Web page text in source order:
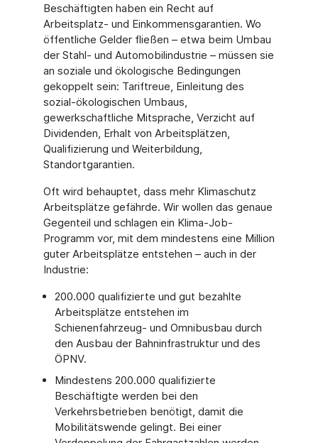
Beschäftigten haben ein Recht auf
Arbeitsplatz- und Einkommensgarantien. Wo
öffentliche Gelder fließen – etwa beim Umbau
der Stahl- und Automobilindustrie – müssen sie
an soziale und ökologische Bedingungen
gekoppelt sein: Tariftreue, Einleitung des
sozial-ökologischen Umbaus,
gewerkschaftliche Mitsprache, Verzicht auf
Dividenden, Erhalt von Arbeitsplätzen,
Qualifizierung und Weiterbildung,
Standortgarantien.
Oft wird behauptet, dass mehr Klimaschutz
Arbeitsplätze gefährde. Wir wollen das genaue
Gegenteil und schlagen ein Klima-Job-
Programm vor, mit dem mindestens eine Million
guter Arbeitsplätze entstehen – auch in der
Industrie:
200.000 qualifizierte und gut bezahlte
Arbeitsplätze entstehen im
Schienenfahrzeug- und Omnibusbau durch
den Ausbau der Bahninfrastruktur und des
ÖPNV.
Mindestens 200.000 qualifizierte
Beschäftigte werden bei den
Verkehrsbetrieben benötigt, damit die
Mobilitätswende gelingt. Bei einer